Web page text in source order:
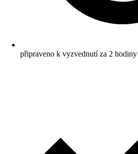
připraveno k vyzvednutí za 2 hodiny